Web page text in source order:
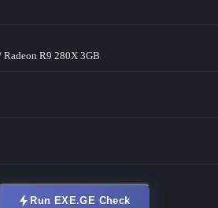
R9 280X 3GB
Run EXE.GE Check